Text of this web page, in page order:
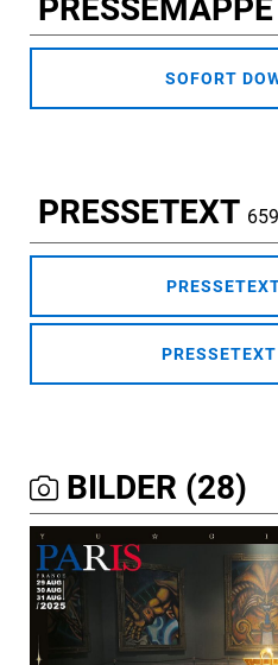
PRESSEMAPPE
SOFORT
PRESSETEXT
BILDER (28)